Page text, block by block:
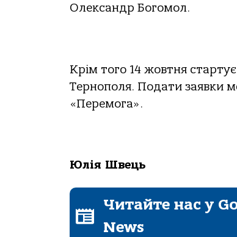
Олександр Богомол.
Крім того 14 жовтня
Тернополя. Подати заявки
«Перемога».
Юлія Швець
Читайте нас у
News